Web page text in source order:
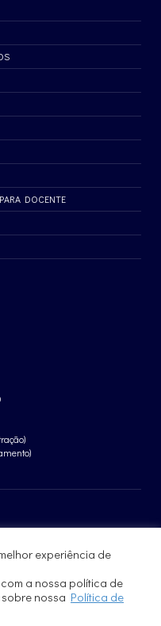
DOCENTE
experiência de
a nossa política de
nossa Política de